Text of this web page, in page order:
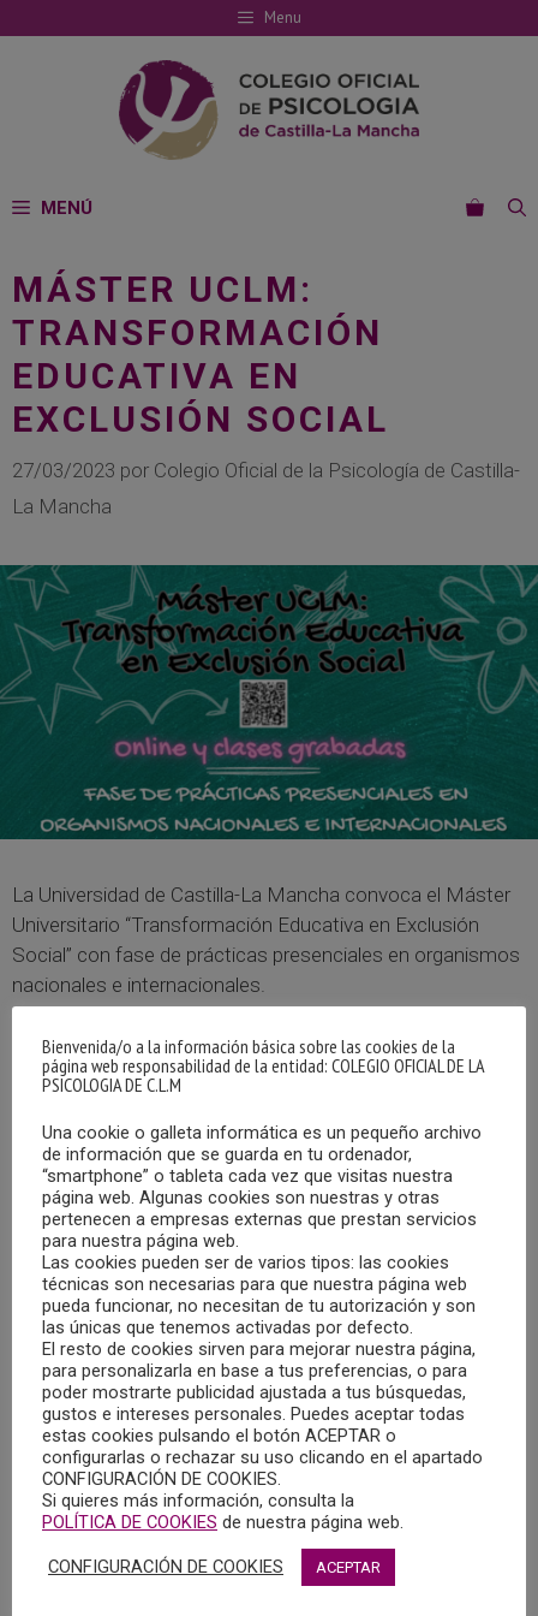
al
Menu
MENÚ
MÁSTER UCLM:
TRANSFORMACIÓN
EDUCATIVA EN
EXCLUSIÓN SOCIAL
27/03/2023 por Colegio Oficial de la Psicología de Castilla-
La Mancha
La Universidad de Castilla-La Mancha convoca el Máster
Universitario “Transformación Educativa en Exclusión
Social” con fase de prácticas presenciales en organismos
nacionales e internacionales.
Para obtener más información, pulsar sobre este enlace.
Bienvenida/o a la información básica sobre las cookies de la
página web responsabilidad de la entidad: COLEGIO OFICIAL DE LA
PSICOLOGIA DE C.L.M
Una cookie o galleta informática es un pequeño archivo
de información que se guarda en tu ordenador,
“smartphone” o tableta cada vez que visitas nuestra
página web. Algunas cookies son nuestras y otras
pertenecen a empresas externas que prestan servicios
para nuestra página web.
Las cookies pueden ser de varios tipos: las cookies
técnicas son necesarias para que nuestra página web
pueda funcionar, no necesitan de tu autorización y son
las únicas que tenemos activadas por defecto.
El resto de cookies sirven para mejorar nuestra página,
para personalizarla en base a tus preferencias, o para
poder mostrarte publicidad ajustada a tus búsquedas,
gustos e intereses personales. Puedes aceptar todas
estas cookies pulsando el botón ACEPTAR o
configurarlas o rechazar su uso clicando en el apartado
CONFIGURACIÓN DE COOKIES.
Si quieres más información, consulta la
POLÍTICA DE COOKIES de nuestra página web.
CONFIGURACIÓN DE COOKIES ACEPTAR